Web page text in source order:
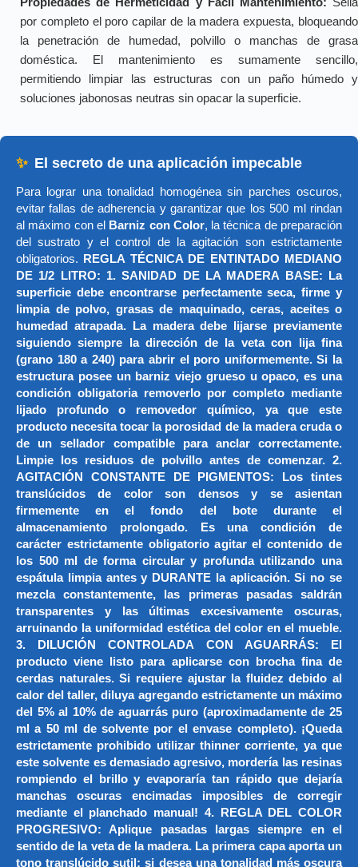
por completo el poro capilar de la madera expuesta, bloqueando
la penetración de humedad, polvillo o manchas de grasa
doméstica. El mantenimiento es sumamente sencillo,
permitiendo limpiar las estructuras con un paño húmedo y
soluciones jabonosas neutras sin opacar la superficie.
✨ El secreto de una aplicación impecable
Para lograr una tonalidad homogénea sin parches oscuros,
evitar fallas de adherencia y garantizar que los 500 ml rindan
al máximo con el
Barniz con Color, la técnica de preparación
del sustrato y el control de la agitación son estrictamente
obligatorios.
REGLA TÉCNICA DE ENTINTADO MEDIANO
DE 1/2 LITRO: 1. SANIDAD DE LA MADERA BASE: La
superficie debe encontrarse perfectamente seca, firme y
limpia de polvo, grasas de maquinado, ceras, aceites o
humedad atrapada. La madera debe lijarse previamente
siguiendo siempre la dirección de la veta con lija fina
(grano 180 a 240) para abrir el poro uniformemente. Si la
estructura posee un barniz viejo grueso u opaco, es una
condición obligatoria removerlo por completo mediante
lijado profundo o removedor químico, ya que este
producto necesita tocar la porosidad de la madera cruda o
de un sellador compatible para anclar correctamente.
Limpie los residuos de polvillo antes de comenzar. 2.
AGITACIÓN CONSTANTE DE PIGMENTOS: Los tintes
translúcidos de color son densos y se asientan
firmemente en el fondo del bote durante el
almacenamiento prolongado. Es una condición de
carácter estrictamente obligatorio agitar el contenido de
los 500 ml de forma circular y profunda utilizando una
espátula limpia antes y DURANTE la aplicación. Si no se
mezcla constantemente, las primeras pasadas saldrán
transparentes y las últimas excesivamente oscuras,
arruinando la uniformidad estética del color en el mueble.
3. DILUCIÓN CONTROLADA CON AGUARRÁS: El
producto viene listo para aplicarse con brocha fina de
cerdas naturales. Si requiere ajustar la fluidez debido al
calor del taller, diluya agregando estrictamente un máximo
del 5% al 10% de aguarrás puro (aproximadamente de 25
ml a 50 ml de solvente por el envase completo). ¡Queda
estrictamente prohibido utilizar thinner corriente, ya que
este solvente es demasiado agresivo, mordería las resinas
rompiendo el brillo y evaporaría tan rápido que dejaría
manchas oscuras encimadas imposibles de corregir
mediante el planchado manual! 4. REGLA DEL COLOR
PROGRESIVO: Aplique pasadas largas siempre en el
sentido de la veta de la madera. La primera capa aporta un
tono translúcido sutil; si desea una tonalidad más oscura